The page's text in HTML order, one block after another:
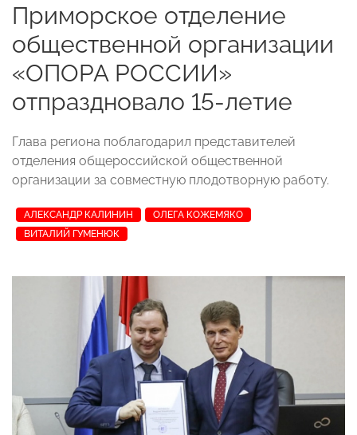
Приморское отделение
общественной организации
«ОПОРА РОССИИ»
отпраздновало 15-летие
Глава региона поблагодарил представителей
отделения общероссийской общественной
организации за совместную плодотворную работу.
АЛЕКСАНДР КАЛИНИН
ОЛЕГА КОЖЕМЯКО
ВИТАЛИЙ ГУМЕНЮК